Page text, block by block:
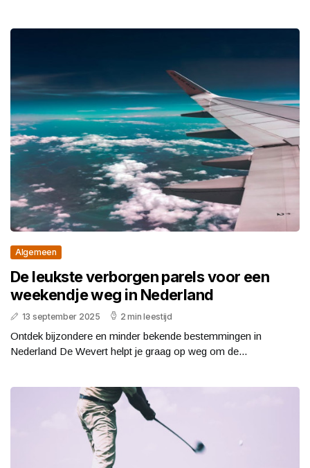
Algemeen
De leukste verborgen parels voor een
weekendje weg in Nederland
13 september 2025 2 min leestijd
Ontdek bijzondere en minder bekende bestemmingen in
Nederland De Wevert helpt je graag op weg om de...